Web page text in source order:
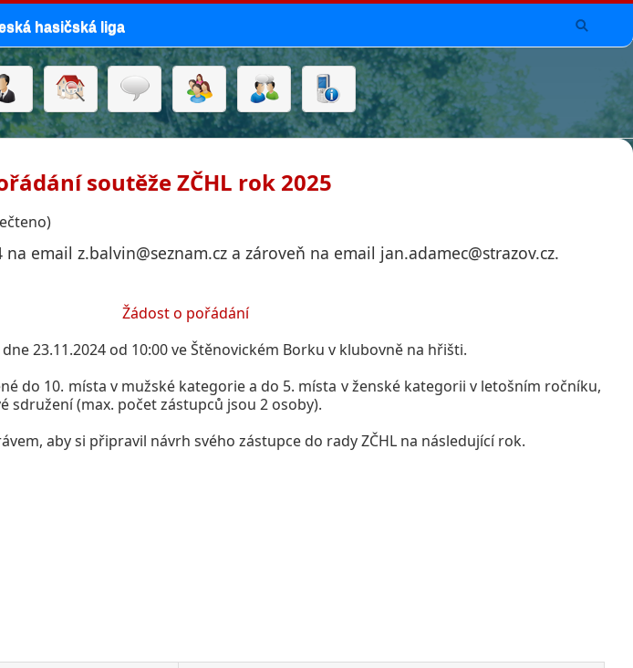
hasičská liga
soutěže ZČHL rok 2025
email z.balvin@seznam.cz a zároveň na email jan.adamec@strazov.cz.
Žádost o pořádání
23.11.2024 od 10:00 ve Štěnovickém Borku v klubovně na hřišti.
do 10. místa v mužské kategorie a do 5. místa v ženské kategorii v letošním ročníku,
sdružení (max. počet zástupců jsou 2 osoby).
aby si připravil návrh svého zástupce do rady ZČHL na následující rok.